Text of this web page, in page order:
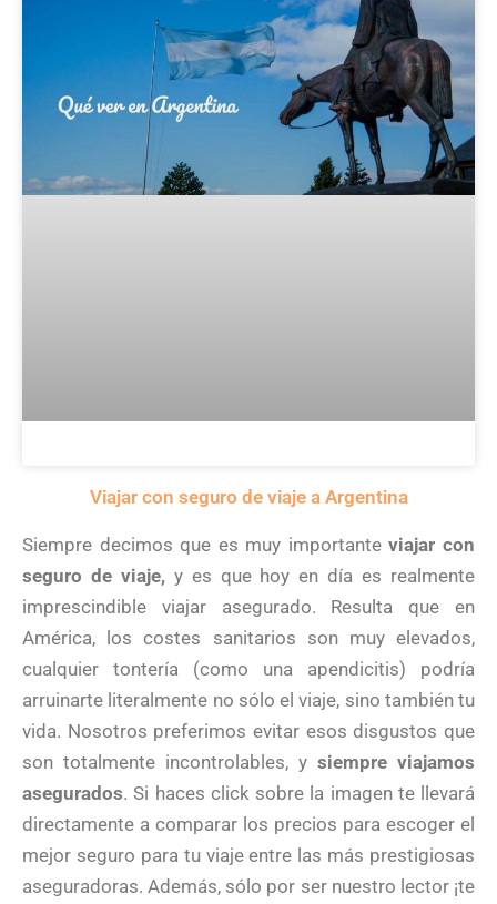
Viajar con seguro de viaje a Argentina
Siempre decimos que es muy importanteviajar con
seguro de viaje,y es que hoy en día es realmente
imprescindible viajar asegurado. Resulta que en
América, los costes sanitarios son muy elevados,
cualquier tontería (como una apendicitis) podría
arruinarte literalmente no sólo el viaje, sino también tu
vida. Nosotros preferimos evitar esos disgustos que
son totalmente incontrolables, y siempre viajamos
asegurados. Si haces click sobre la imagen te llevará
directamente a comparar los precios para escoger el
mejor seguro para tu viaje entre las más prestigiosas
aseguradoras. Además, sólo por ser nuestro lector ¡te